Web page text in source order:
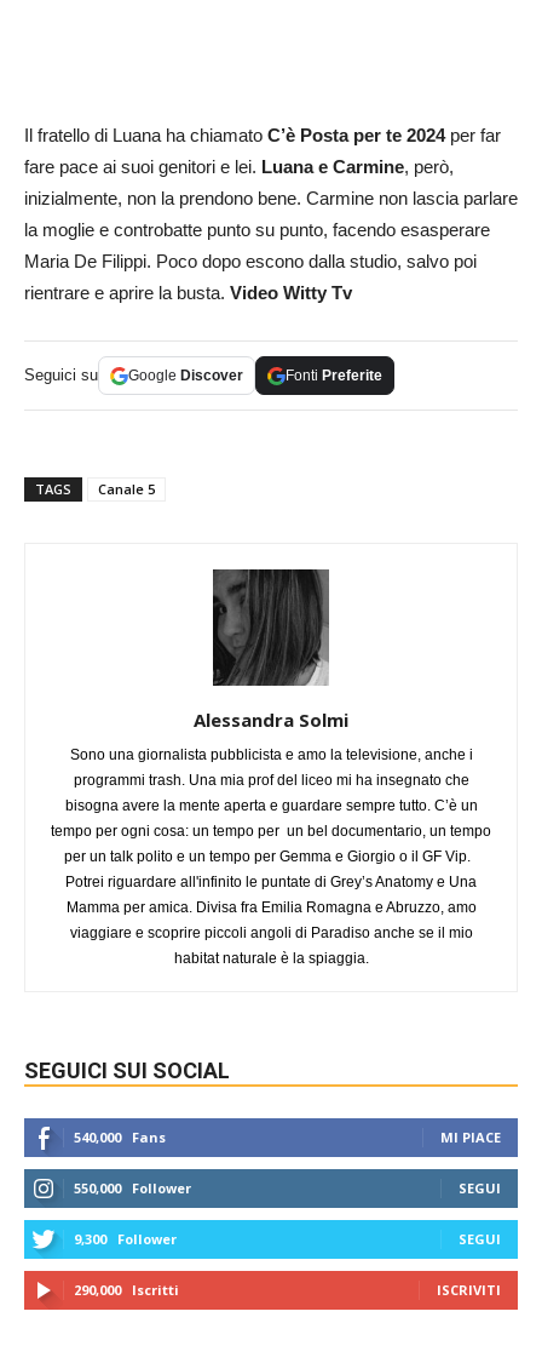
Il fratello di Luana ha chiamato C’è Posta per te 2024per far
fare pace ai suoi genitori e lei. Luana e Carmine, però,
inizialmente, non la prendono bene. Carmine non lascia parlare
la moglie e controbatte punto su punto, facendo esasperare
Maria De Filippi. Poco dopo escono dalla studio, salvo poi
rientrare e aprire la busta. Video Witty Tv
Seguici su Google Discover Fonti Preferite
TAGS Canale 5
Alessandra Solmi
Sono una giornalista pubblicista e amo la televisione, anche i
programmi trash. Una mia prof del liceo mi ha insegnato che
bisogna avere la mente aperta e guardare sempre tutto. C’è un
tempo per ogni cosa: un tempo per un bel documentario, un tempo
per un talk polito e un tempo per Gemma e Giorgio o il GF Vip.
Potrei riguardare all'infinito le puntate di Grey’s Anatomy e Una
Mamma per amica. Divisa fra Emilia Romagna e Abruzzo, amo
viaggiare e scoprire piccoli angoli di Paradiso anche se il mio
habitat naturale è la spiaggia.
SEGUICI SUI SOCIAL
540,000 Fans MI PIACE
550,000 Follower SEGUI
9,300 Follower SEGUI
290,000 Iscritti ISCRIVITI